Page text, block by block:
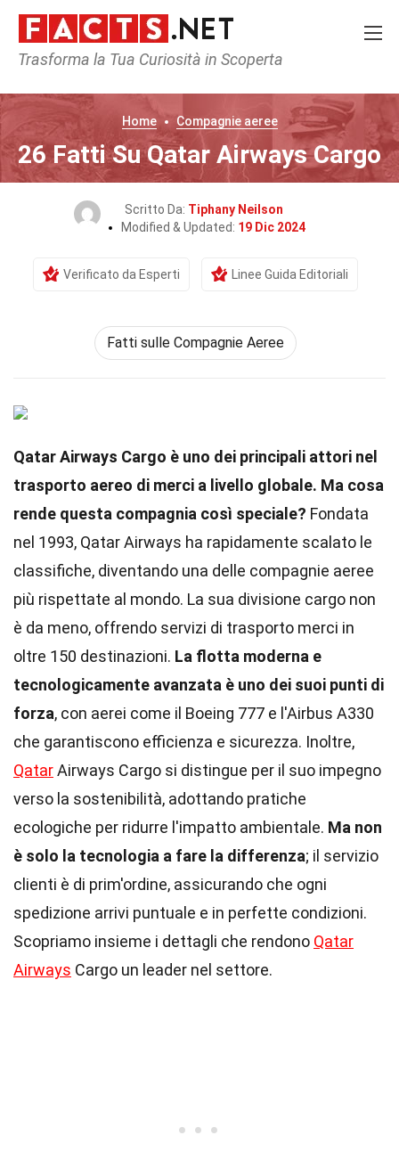
Trasforma la Tua Curiosità in Scoperta
Home Compagnie aeree
26 Fatti Su Qatar Airways Cargo
Scritto Da: Tiphany Neilson
Modified & Updated: 19 Dic 2024
Verificato da Esperti Linee Guida Editoriali
Fatti sulle Compagnie Aeree
Qatar Airways Cargo è uno dei principali attori nel
trasporto aereo di merci a livello globale. Ma cosa
rende questa compagnia così speciale? Fondata
nel 1993, Qatar Airways ha rapidamente scalato le
classifiche, diventando una delle compagnie aeree
più rispettate al mondo. La sua divisione cargo non
è da meno, offrendo servizi di trasporto merci in
oltre 150 destinazioni. La flotta moderna e
tecnologicamente avanzata è uno dei suoi punti di
forza, con aerei come il Boeing 777 e l'Airbus A330
che garantiscono efficienza e sicurezza. Inoltre,
QatarAirways Cargo si distingue per il suo impegno
verso la sostenibilità, adottando pratiche
ecologiche per ridurre l'impatto ambientale. Ma non
è solo la tecnologia a fare la differenza; il servizio
clienti è di prim'ordine, assicurando che ogni
spedizione arrivi puntuale e in perfette condizioni.
Scopriamo insieme i dettagli che rendono Qatar
Airways Cargo un leader nel settore.